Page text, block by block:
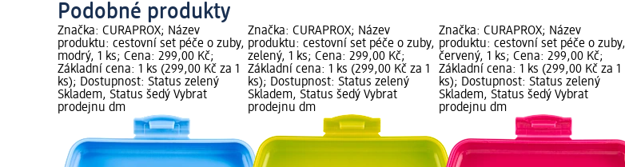
Podobné produkty
Značka: CURAPROX; Název
produktu: cestovní set péče o zuby,
modrý, 1 ks; Cena: 299,00 Kč;
Základní cena: 1 ks (299,00 Kč za 1
ks); Dostupnost: Status zelený
Skladem, Status šedý Vybrat
prodejnu dm
Značka: CURAPROX; Název
produktu: cestovní set péče o zuby,
zelený, 1 ks; Cena: 299,00 Kč;
Základní cena: 1 ks (299,00 Kč za 1
ks); Dostupnost: Status zelený
Skladem, Status šedý Vybrat
prodejnu dm
Značka: CURAPROX; Název
produktu: cestovní set péče o zuby,
červený, 1 ks; Cena: 299,00 Kč;
Základní cena: 1 ks (299,00 Kč za 1
ks); Dostupnost: Status zelený
Skladem, Status šedý Vybrat
prodejnu dm